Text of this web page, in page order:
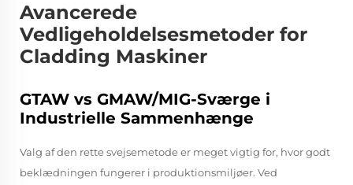
Avancerede
Vedligeholdelsesmetoder for
Cladding Maskiner
GTAW vs GMAW/MIG-Sværge i
Industrielle Sammenhænge
Valg af den rette svejsemetode er meget vigtig for, hvor godt
beklædningen fungerer i produktionsmiljøer. Ved